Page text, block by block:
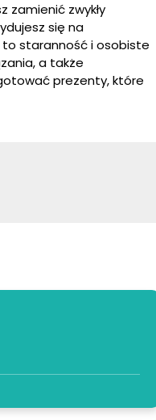
zamienić zwykły
się na
staranność i osobiste
a także
prezenty, które